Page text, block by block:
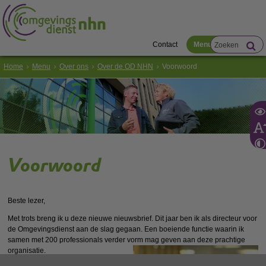
Contact Menu
Home Menu Over ons Over de OD NHN Voorwoord
Voorwoord
Beste lezer,
Met trots breng ik u deze nieuwe nieuwsbrief. Dit jaar ben ik als directeur voor
de Omgevingsdienst aan de slag gegaan. Een boeiende functie waarin ik
samen met 200 professionals verder vorm mag geven aan deze prachtige
organisatie.